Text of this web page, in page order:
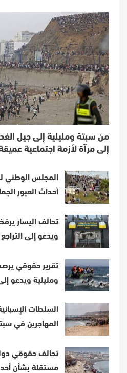
من سبتة ومليلية إلى جيل
إلى مرآة لأزمة اجتماعية
المجلس الوطني
أحداث العبور
تحالف اليسار
ويدعو إلى
تقرير حقوقي
ومليلية ويدعو
السلطات
المهاجرين في
تحالف حقوقي
مستقلة بشأن